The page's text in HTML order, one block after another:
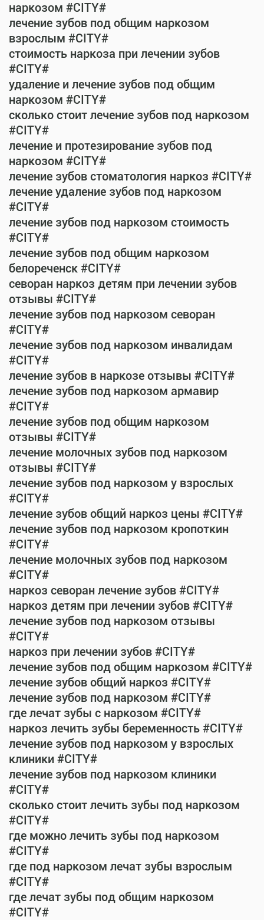
наркозом #CITY#
лечение зубов под общим наркозом
взрослым #CITY#
стоимость наркоза при лечении зубов
#CITY#
удаление и лечение зубов под общим
наркозом #CITY#
сколько стоит лечение зубов под наркозом
#CITY#
лечение и протезирование зубов под
наркозом #CITY#
лечение зубов стоматология наркоз #CITY#
лечение удаление зубов под наркозом
#CITY#
лечение зубов под наркозом стоимость
#CITY#
лечение зубов под общим наркозом
белореченск #CITY#
севоран наркоз детям при лечении зубов
отзывы #CITY#
лечение зубов под наркозом севоран
#CITY#
лечение зубов под наркозом инвалидам
#CITY#
лечение зубов в наркозе отзывы #CITY#
лечение зубов под наркозом армавир
#CITY#
лечение зубов под общим наркозом
отзывы #CITY#
лечение молочных зубов под наркозом
отзывы #CITY#
лечение зубов под наркозом у взрослых
#CITY#
лечение зубов общий наркоз цены #CITY#
лечение зубов под наркозом кропоткин
#CITY#
лечение молочных зубов под наркозом
#CITY#
наркоз севоран лечение зубов #CITY#
наркоз детям при лечении зубов #CITY#
лечение зубов под наркозом отзывы
#CITY#
наркоз при лечении зубов #CITY#
лечение зубов под общим наркозом #CITY#
лечение зубов общий наркоз #CITY#
лечение зубов под наркозом #CITY#
где лечат зубы с наркозом #CITY#
наркоз лечить зубы беременность #CITY#
лечение зубов под наркозом у взрослых
клиники #CITY#
лечение зубов под наркозом клиники
#CITY#
сколько стоит лечить зубы под наркозом
#CITY#
где можно лечить зубы под наркозом
#CITY#
где под наркозом лечат зубы взрослым
#CITY#
где лечат зубы под общим наркозом
#CITY#